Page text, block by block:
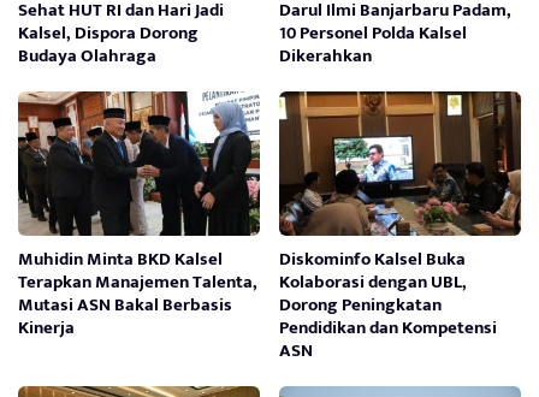
Sehat HUT RI dan Hari Jadi
Kalsel, Dispora Dorong
Budaya Olahraga
Darul Ilmi Banjarbaru Padam,
10 Personel Polda Kalsel
Dikerahkan
Muhidin Minta BKD Kalsel
Terapkan Manajemen Talenta,
Mutasi ASN Bakal Berbasis
Kinerja
Diskominfo Kalsel Buka
Kolaborasi dengan UBL,
Dorong Peningkatan
Pendidikan dan Kompetensi
ASN